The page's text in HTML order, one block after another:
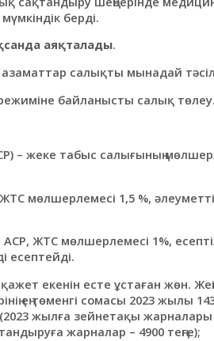
берді.
аяқталады.
салықты мынадай
байланысты салық төлеу.
– жеке табыс салығының
мөлшерлемесі 1,5 %,
ЖТС мөлшерлемесі 1%,
есептейді.
екенін есте ұстаған жөн.
ең төменгі сомасы 2023 жылы
жылға зейнетақы жарналары
жарналар – 4900 теңге);